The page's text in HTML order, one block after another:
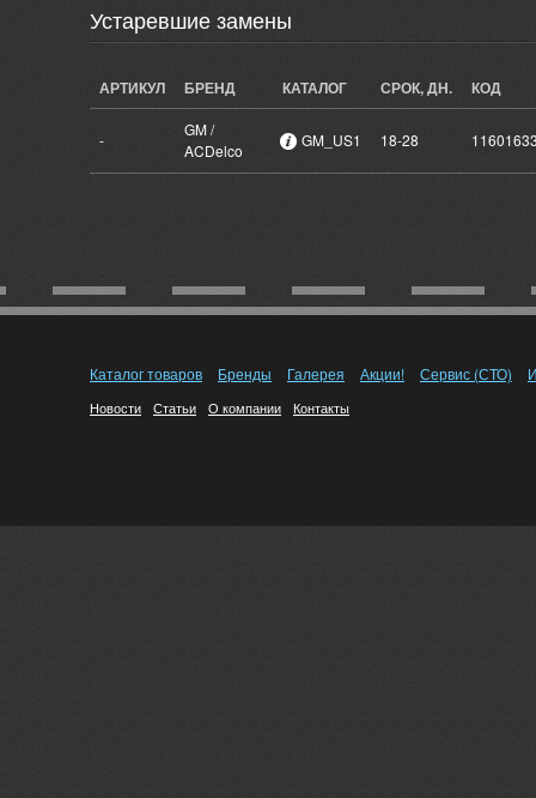
Устаревшие замены
АРТИКУЛ БРЕНД КАТАЛОГ СРОК, ДН. КОД
-
GM /
ACDelco
GM_US1 18-28
Каталог товаров Бренды Галерея Акции! Сервис (СТО)
Новости Статьи О компании Контакты